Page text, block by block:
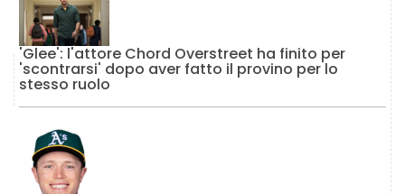
'Glee': l'attore Chord Overstreet ha finito per
'scontrarsi' dopo aver fatto il provino per lo
stesso ruolo